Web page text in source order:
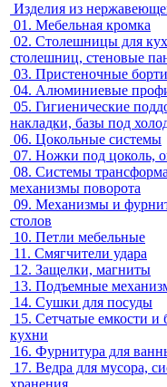
Изделия из
01. Мебельная кромка
02. Столешницы для
столешниц, стеновые
03. Пристеночные
04. Алюминиевые
05. Гигиенические
накладки, базы под
06. Цокольные системы
07. Ножки под цоколь,
08. Системы
механизмы поворота
09. Механизмы и
столов
10. Петли мебельные
11. Смягчители удара
12. Защелки, магниты
13. Подъемные
14. Сушки для посуды
15. Сетчатые емкости
кухни
16. Фурнитура для
17. Ведра для мусора,
хранения